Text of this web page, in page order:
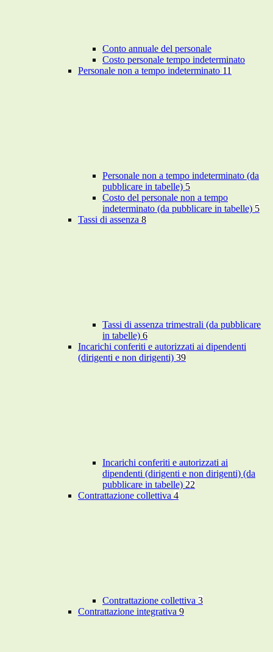
Conto annuale del personale
Costo personale tempo indeterminato
Personale non a tempo indeterminato 11
Personale non a tempo indeterminato (da
pubblicare in tabelle) 5
Costo del personale non a tempo
indeterminato (da pubblicare in tabelle) 5
Tassi di assenza 8
Tassi di assenza trimestrali (da pubblicare
in tabelle) 6
Incarichi conferiti e autorizzati ai dipendenti
(dirigenti e non dirigenti) 39
Incarichi conferiti e autorizzati ai
dipendenti (dirigenti e non dirigenti) (da
pubblicare in tabelle) 22
Contrattazione collettiva 4
Contrattazione collettiva 3
Contrattazione integrativa 9